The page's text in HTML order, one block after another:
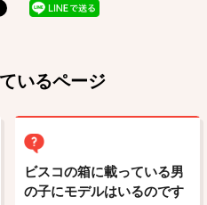
いるページ
ビスコの箱に載っている男
の子にモデルはいるのです